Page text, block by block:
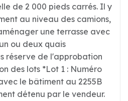
de 2 000 pieds carrés. Il y
au niveau des camions,
une terrasse avec
ou deux quais
réserve de l'approbation
des lots *Lot 1 : Numéro
le bâtiment au 2255B
détenu par le vendeur.